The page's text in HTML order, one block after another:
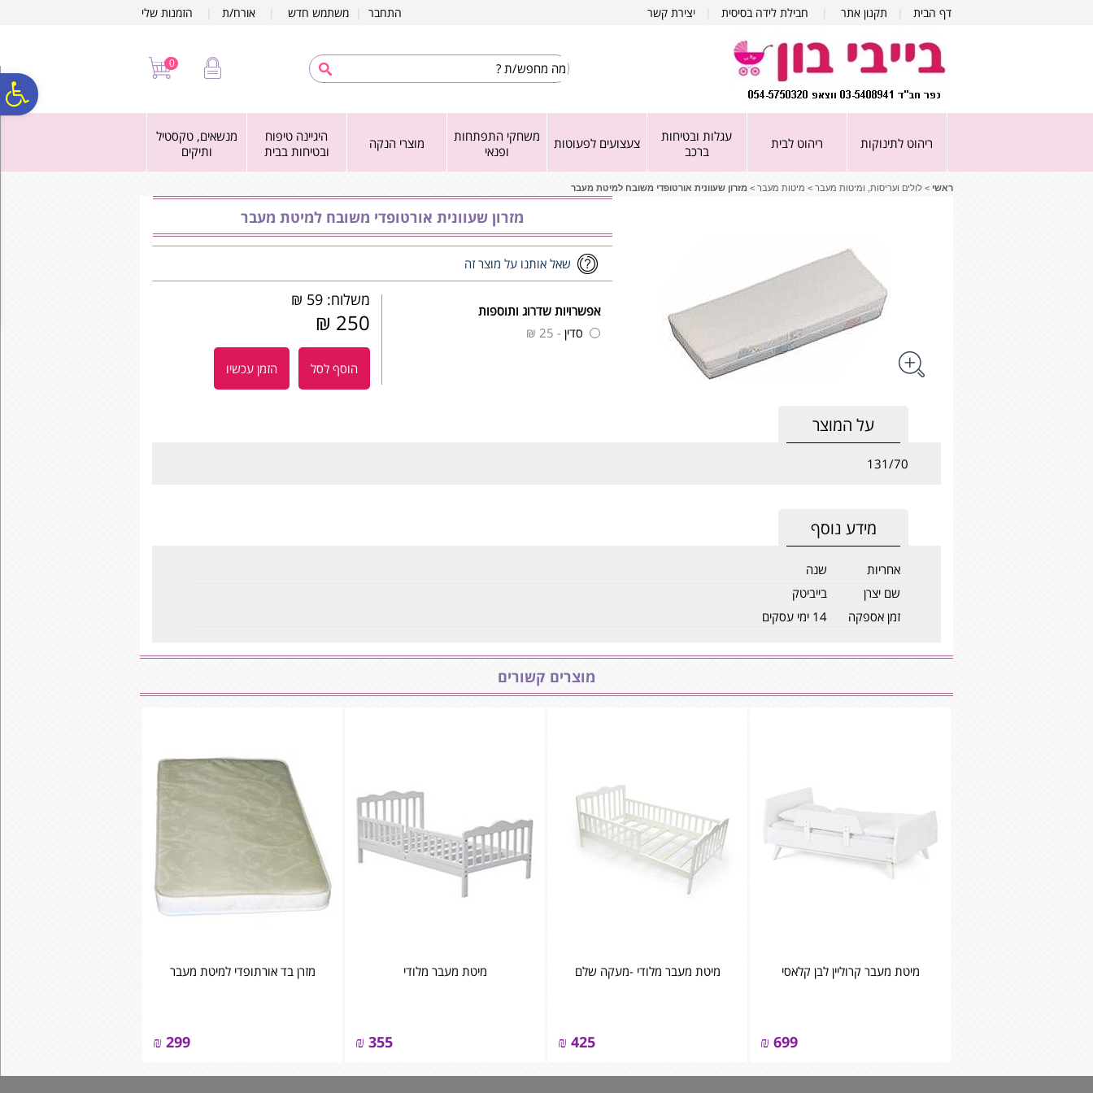
דף הבית תקנון אתר חבילת לידה בסיסית יצירת קשר התחבר משתמש חדש אורח/ת הזמנות שלי
0
ריהוט לתינוקות ריהוט לבית
עגלות ובטיחות
ברכב
צעצועים לפעוטות
משחקי התפתחות
ופנאי
מוצרי הנקה
היגיינה טיפוח
ובטיחות בבית
מנשאים, טקסטיל
ותיקים
ראשי > לולים ועריסות, ומיטות מעבר > מיטות מעבר > מזרון שעוונית אורטופדי משובח למיטת מעבר
מזרון שעוונית אורטופדי משובח למיטת מעבר
שאל אותנו על מוצר זה
אפשרויות שדרוג ותוספות
סדין - 25 ₪
משלוח: 59 ₪
250 ₪
הוסף לסל הזמן עכשיו
על המוצר
131/70
מידע נוסף
אחריות
שנה
שם יצרן
בייביטק
זמן אספקה
14 ימי עסקים
מוצרים קשורים
מיטת מעבר קרוליין לבן קלאסי
699
₪
מיטת מעבר מלודי -מעקה שלם
425
₪
מיטת מעבר מלודי
355
₪
מזרן בד אורתופדי למיטת מעבר
299
₪